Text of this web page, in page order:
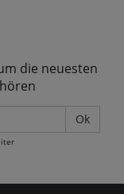
die neuesten